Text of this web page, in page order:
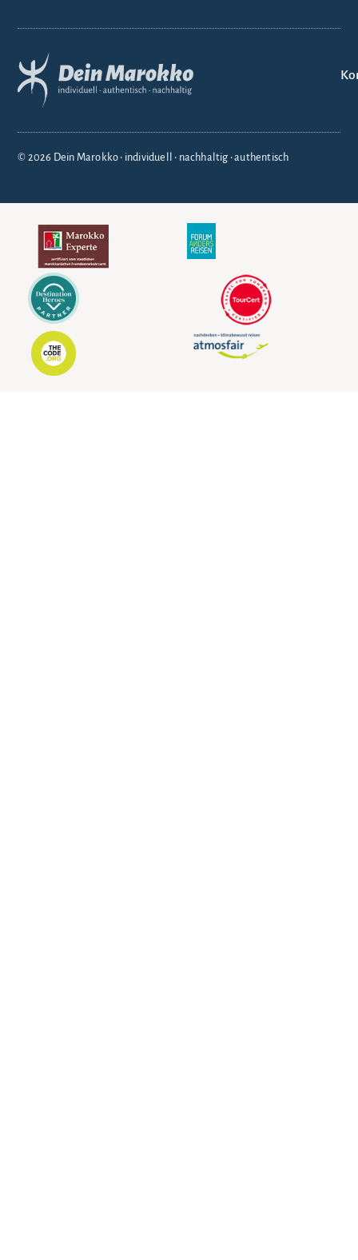
© 2026 Dein Marokko • individuell • nachhaltig • authentisch